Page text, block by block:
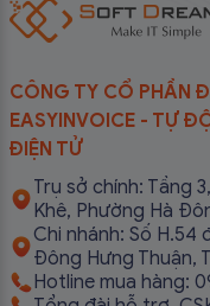
CÔNG TY CỔ PHẦN
EASYINVOICE - TỰ
ĐIỆN TỬ
Trụ sở chính: Tầng
Khê, Phường Hà
Chi nhánh: Số H.54
Đông Hưng Thuận,
Hotline mua hàng: